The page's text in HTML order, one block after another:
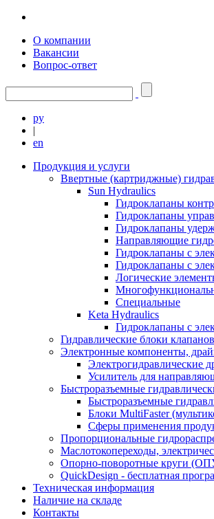
О компании
Вакансии
Вопрос-ответ
ру
|
en
Продукция и услуги
Ввертные (картриджные)
Sun Hydraulics
Гидроклапаны
Гидроклапаны
Гидроклапаны
Направляющие
Гидроклапаны с
Гидроклапаны с
Логические
Специальные
Keta Hydraulics
Гидроклапаны с
Гидравлические блоки
Электронные компоненты,
Усилитель для
Быстроразъемные
Быстроразъемные
Блоки MultiFaster
Сферы применения
Пропорциональные
Маслотокопереходы,
Опорно-поворотные круги
QuickDesign - бесплатная
Техническая информация
Наличие на складе
Контакты